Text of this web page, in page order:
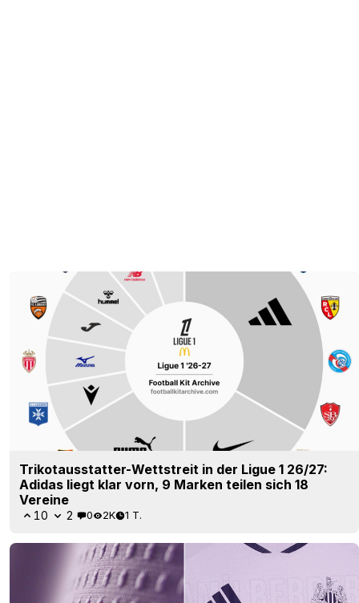
Trikotausstatter-Wettstreit in der Ligue 1 26/27:
Adidas liegt klar vorn, 9 Marken teilen sich 18
Vereine
10 2 0 2K 1 T.